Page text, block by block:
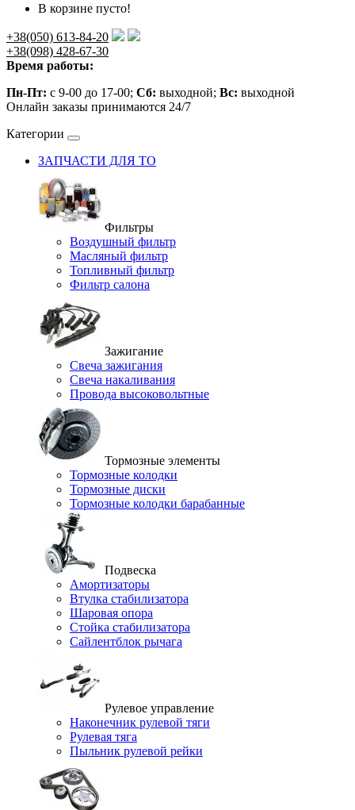
В корзине пусто!
+38(050) 613-84-20
+38(098) 428-67-30
Время работы:
Пн-Пт: с 9-00 до 17-00; Сб: выходной; Вс: выходной
Онлайн заказы принимаются 24/7
Категории
ЗАПЧАСТИ ДЛЯ ТО
Фильтры
Воздушный фильтр
Масляный фильтр
Топливный фильтр
Фильтр салона
Зажигание
Свеча зажигания
Свеча накаливания
Провода высоковольтные
Тормозные элементы
Тормозные колодки
Тормозные диски
Тормозные колодки барабанные
Подвеска
Амортизаторы
Втулка стабилизатора
Шаровая опора
Стойка стабилизатора
Сайлентблок рычага
Рулевое управление
Наконечник рулевой тяги
Рулевая тяга
Пыльник рулевой рейки